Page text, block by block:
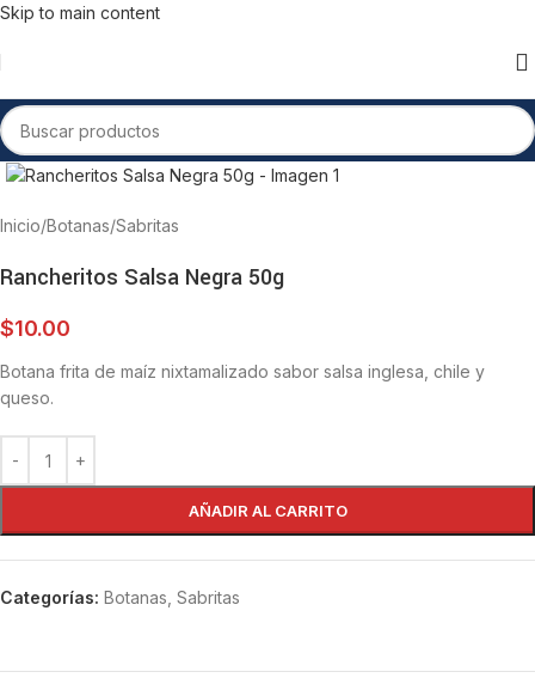
Skip to main content
Inicio/Botanas/Sabritas
Rancheritos Salsa Negra 50g
$10.00
Botana frita de maíz nixtamalizado sabor salsa inglesa, chile y
queso.
AÑADIR AL CARRITO
Categorías: Botanas Sabritas